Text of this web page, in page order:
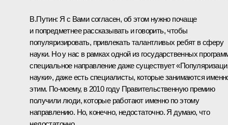
В.Путин: Я с Вами согласен, об этом нужно почаще
и попредметнее рассказывать и говорить, чтобы
популяризировать, привлекать талантливых ребят в сферу
науки. Но у нас в рамках одной из государственных
специальное направление даже существует
науки», даже есть специалисты, которые занимаются
этим. По‑моему, в 2010 году Правительственную премию
получили люди, которые работают именно по этому
направлению. Но, конечно, недостаточно. Я думаю, что